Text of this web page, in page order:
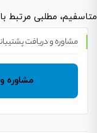
متاسفیم، مطلبی مرتبط
مشاوره و دریافت
مشاوره